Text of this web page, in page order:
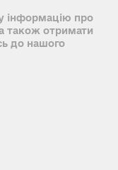
інформацію про
також отримати
до нашого